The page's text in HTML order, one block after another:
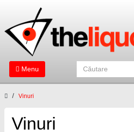
Menu
Vinuri
Vinuri